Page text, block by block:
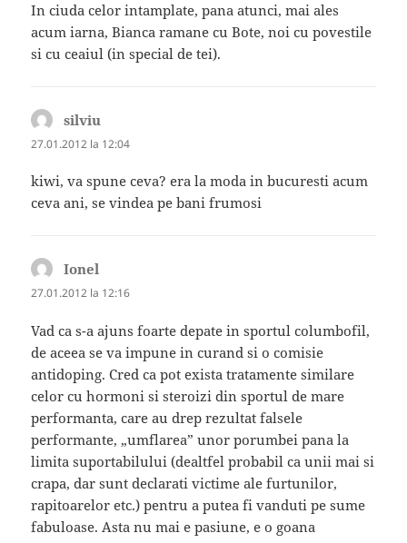
In ciuda celor intamplate, pana atunci, mai ales
acum iarna, Bianca ramane cu Bote, noi cu povestile
si cu ceaiul (in special de tei).
silviu
27.01.2012 la 12:04
kiwi, va spune ceva? era la moda in bucuresti acum
ceva ani, se vindea pe bani frumosi
Ionel
27.01.2012 la 12:16
Vad ca s-a ajuns foarte depate in sportul columbofil,
de aceea se va impune in curand si o comisie
antidoping. Cred ca pot exista tratamente similare
celor cu hormoni si steroizi din sportul de mare
performanta, care au drep rezultat falsele
performante, „umflarea” unor porumbei pana la
limita suportabilului (dealtfel probabil ca unii mai si
crapa, dar sunt declarati victime ale furtunilor,
rapitoarelor etc.) pentru a putea fi vanduti pe sume
fabuloase. Asta nu mai e pasiune, e o goana